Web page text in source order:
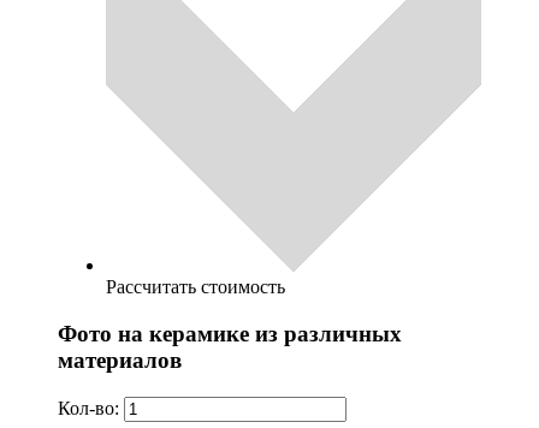
Рассчитать стоимость
Фото на керамике из различных
материалов
Кол-во: